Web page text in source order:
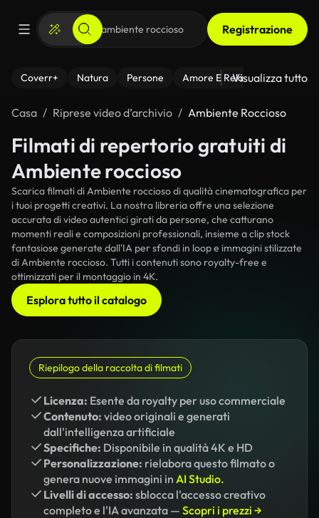
Registrazione
Coverr+ Natura Persone Amore E Relazioni Il
Visualizza tutto
Casa Riprese video d’archivio Ambiente Roccioso
Filmati di repertorio gratuiti di
Ambiente roccioso
Scarica filmati di Ambiente roccioso di qualità cinematografica per
i tuoi progetti creativi. La nostra libreria offre una selezione
accurata di video autentici girati da persone, che catturano
momenti reali e composizioni professionali, insieme a clip stock
fantasiose generate dall'IA per sfondi in loop e immagini stilizzate
di Ambiente roccioso. Tutti i contenuti sono royalty-free e
ottimizzati per il montaggio in 4K.
Esplora tutto il catalogo
Riepilogo della raccolta di filmati
Licenza: Esente da royalty per uso commerciale
Contenuto: video originali e generati
dall'intelligenza artificiale
Specifiche: Disponibile in qualità 4K e HD
Personalizzazione: rielabora questo filmato o
genera nuove immagini in AI Studio.
Livelli di accesso: sblocca l'accesso creativo
completo e l'IA avanzata — Scopri i prezzi →